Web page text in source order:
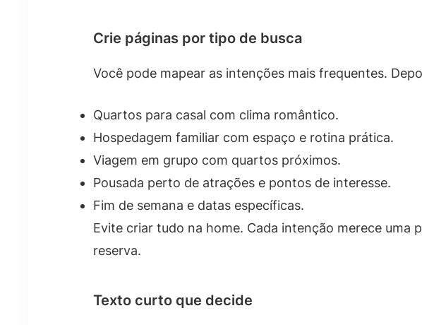
Crie páginas por tipo de busca
Você pode mapear as intenções mais frequentes.
Quartos para casal com clima romântico.
Hospedagem familiar com espaço e rotina prática.
Viagem em grupo com quartos próximos.
Pousada perto de atrações e pontos de interesse.
Fim de semana e datas específicas.
Evite criar tudo na home. Cada intenção merece
reserva.
Texto curto que decide